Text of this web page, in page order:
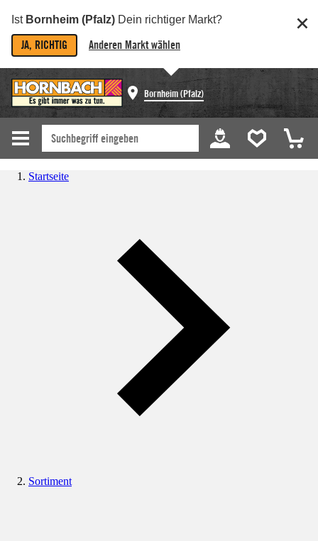
Ist Bornheim (Pfalz) Dein richtiger Markt?
JA, RICHTIG Anderen Markt wählen
Bornheim (Pfalz)
Startseite
Sortiment